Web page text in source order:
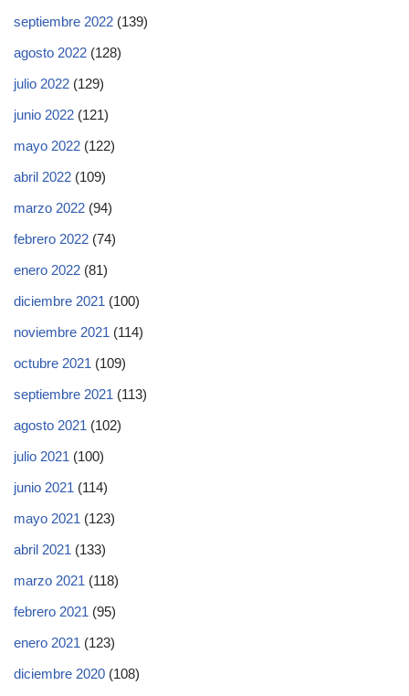
septiembre 2022 (139)
agosto 2022 (128)
julio 2022 (129)
junio 2022 (121)
mayo 2022 (122)
abril 2022 (109)
marzo 2022 (94)
febrero 2022 (74)
enero 2022 (81)
diciembre 2021 (100)
noviembre 2021 (114)
octubre 2021 (109)
septiembre 2021 (113)
agosto 2021 (102)
julio 2021 (100)
junio 2021 (114)
mayo 2021 (123)
abril 2021 (133)
marzo 2021 (118)
febrero 2021 (95)
enero 2021 (123)
diciembre 2020 (108)